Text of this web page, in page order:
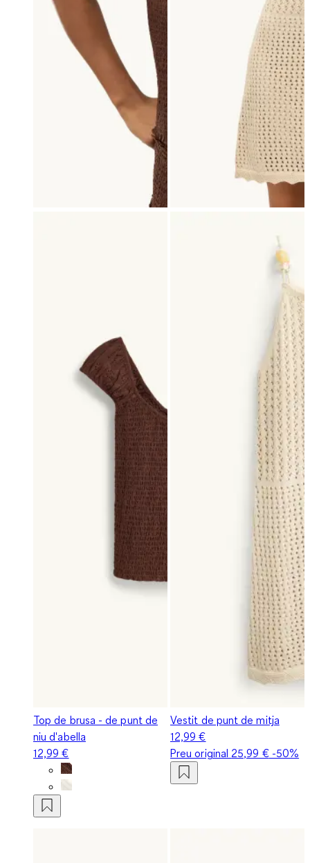
Top de brusa - de punt de
niu d'abella
12,99 €
Vestit de punt de mitja
12,99 €
Preu original 25,99 €-50%